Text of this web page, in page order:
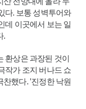
다. 보통 성벽투어와
데 이곳에서 보는 일
.
환상은 과장된 것이
작가 조지 버나드 쇼
했다. '진정한 낙원